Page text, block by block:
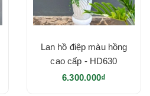
Lan hồ điệp màu hồng
cao cấp - HD630
6.300.000₫